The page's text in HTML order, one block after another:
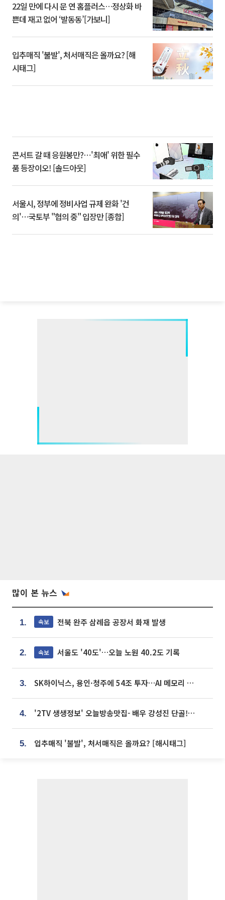
22일 만에 다시 문 연 홈플러스…정상화 바
쁜데 재고 없어 ‘발동동’[가보니]
입추매직 '불발', 처서매직은 올까요? [해
시태그]
콘서트 갈 때 응원봉만?⋯'최애' 위한 필수
품 등장이오! [솔드아웃]
서울시, 정부에 정비사업 규제 완화 '건
의'⋯국토부 "협의 중" 입장만 [종합]
많이 본 뉴스
1. 속보 전북 완주 삼례읍 공장서 화재 발생
2. 속보 서울도 '40도'…오늘 노원 40.2도 기록
3. SK하이닉스, 용인·청주에 54조 투자…AI 메모리 생산기지 키운다
4. '2TV 생생정보' 오늘방송맛집- 배우 강성진 단골! 쌀국수ㆍ푸팟퐁 커리 맛집 '블○○○'
5. 입추매직 '불발', 처서매직은 올까요? [해시태그]